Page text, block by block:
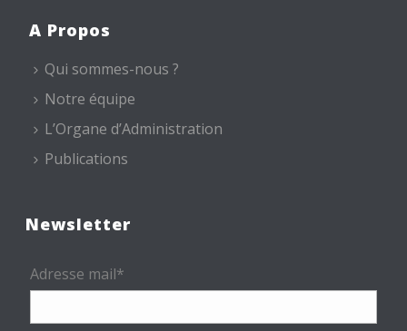
A Propos
Qui sommes-nous ?
Notre équipe
L’Organe d’Administration
Publications
Newsletter
Adresse mail*